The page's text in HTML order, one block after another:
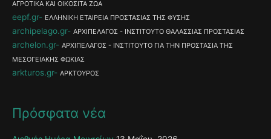
ΑΓΡΟΤΙΚΑ ΚΑΙ ΟΙΚΟΣΙΤΑ ΖΩΑ
eepf.gr ΕΛΛΗΝΙΚΗ ΕΤΑΙΡΕΙΑ ΠΡΟΣΤΑΣΙΑΣ ΤΗΣ ΦΥΣΗΣ
archipelago.gr ΑΡΧΙΠΕΛΑΓΟΣ - ΙΝΣΤΙΤΟΥΤΟ ΘΑΛΑΣΣΙΑΣ ΠΡΟΣΤΑΣΙΑΣ
archelon.gr
ΑΡΧΙΠΕΛΑΓΟΣ - ΙΝΣΤΙΤΟΥΤΟ ΓΙΑ ΤΗΝ ΠΡΟΣΤΑΣΙΑ ΤΗΣ
ΜΕΣΟΓΕΙΑΚΗΣ ΦΩΚΙΑΣ
arkturos.gr ΑΡΚΤΟΥΡΟΣ
Πρόσφατα νέα